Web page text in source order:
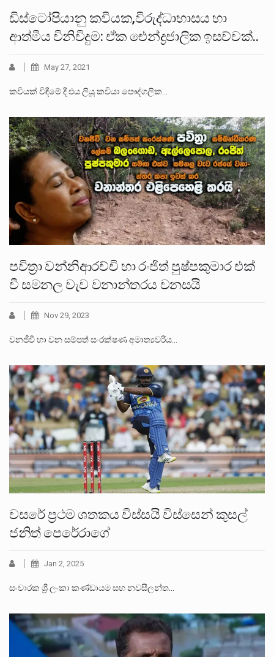
ඩිස්ටෝපියානු කවියක,විරුද්ධාභාසය හා
ආත්මීය විනිවිදුම: ඒක ඓන්ද්‍රජාලික ඉසව්වක්..
May 27, 2021
කවියක් විඳීමේ දී එය ලියූ කවියා පෞද්ගලික…
පවිත්‍රා වන්නිආරච්චි හා රංජිත් පුෂ්පකුමාර එක්
වී සමනල වැව වනාන්තරය වනසයි
Nov 29, 2023
වනජීවී හා වන සම්පත් සංරක්ෂණ අමාත්‍යවරිය…
වසරේ ප්‍රථම ශතකය විස්සයි විස්සෙන් කුසල්
ජනිත් පෙරේරාගේ
Jan 2, 2025
සංචාරක ශ්‍රී ලංකා කණ්ඩායම සහ නවසීලන්ත…